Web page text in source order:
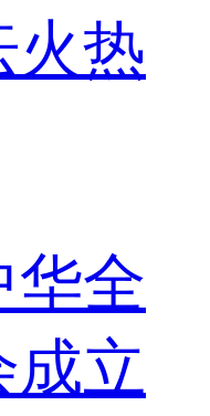
火热
华全
成立